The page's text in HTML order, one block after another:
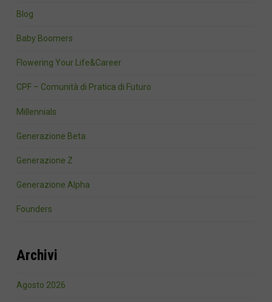
Blog
Baby Boomers
Flowering Your Life&Career
CPF – Comunità di Pratica di Futuro
Millennials
Generazione Beta
Generazione Z
Generazione Alpha
Founders
Archivi
Agosto 2026